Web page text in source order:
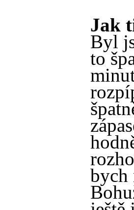
Jak
Byl
to
bych